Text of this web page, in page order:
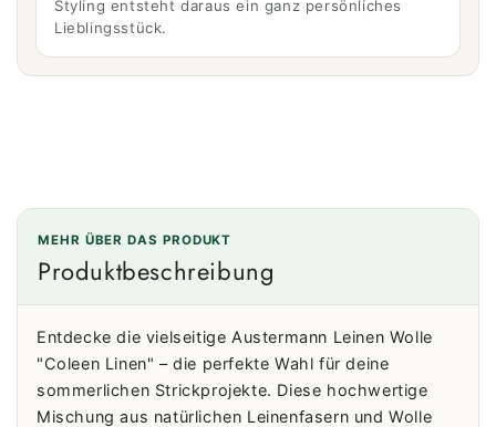
Styling entsteht daraus ein ganz persönliches
Lieblingsstück.
MEHR ÜBER DAS PRODUKT
Produktbeschreibung
Entdecke die vielseitige Austermann Leinen Wolle
"Coleen Linen" – die perfekte Wahl für deine
sommerlichen Strickprojekte. Diese hochwertige
Mischung aus natürlichen Leinenfasern und Wolle